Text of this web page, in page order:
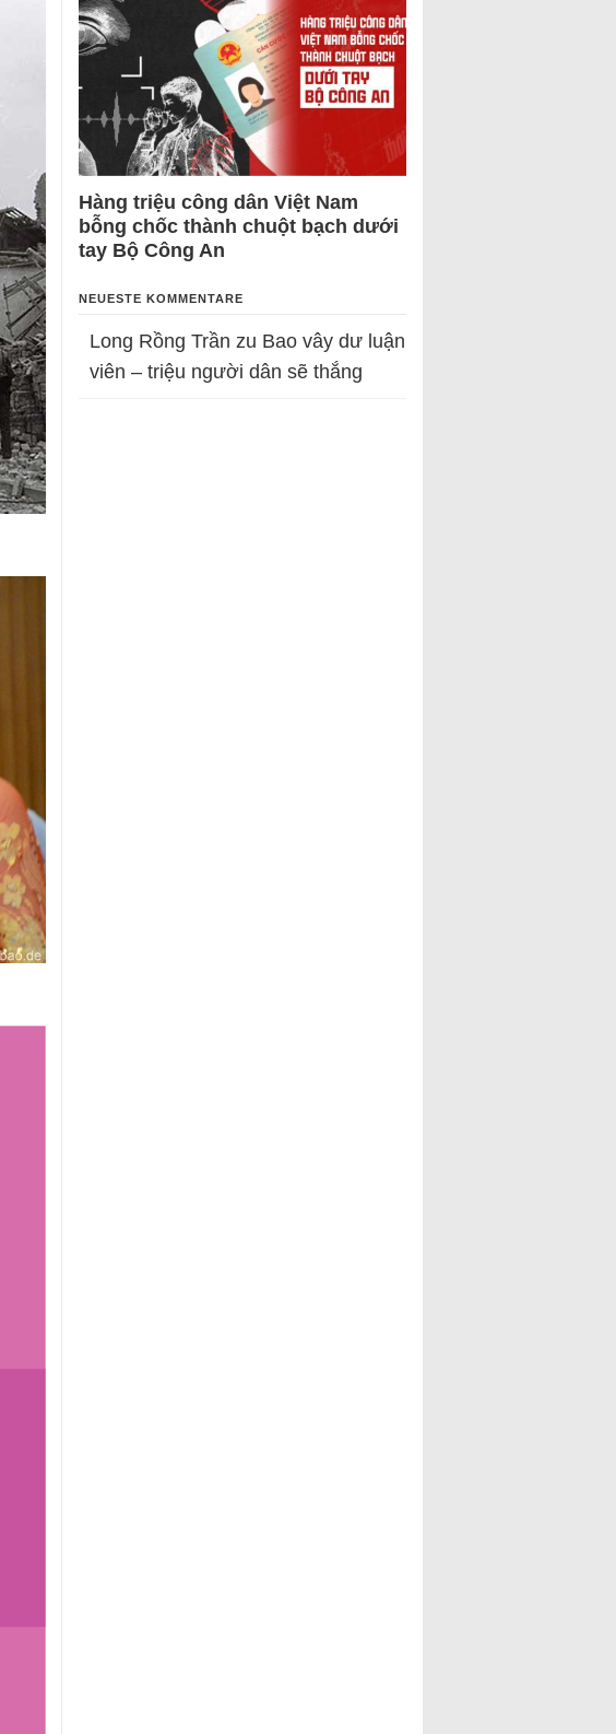
Hàng triệu công dân Việt Nam
bỗng chốc thành chuột bạch dưới
tay Bộ Công An
NEUESTE KOMMENTARE
Long Rồng Trần zu Bao vây dư luận
viên – triệu người dân sẽ thắng